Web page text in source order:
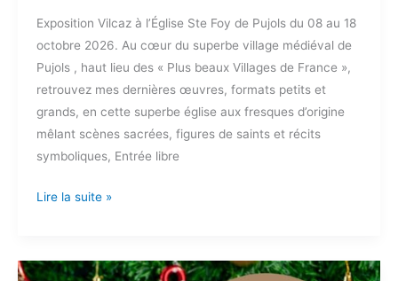
Exposition Vilcaz à l’Église Ste Foy de Pujols du 08 au 18
octobre 2026. Au cœur du superbe village médiéval de
Pujols , haut lieu des « Plus beaux Villages de France »,
retrouvez mes dernières œuvres, formats petits et
grands, en cette superbe église aux fresques d’origine
mêlant scènes sacrées, figures de saints et récits
symboliques, Entrée libre
Lire la suite »
Portes